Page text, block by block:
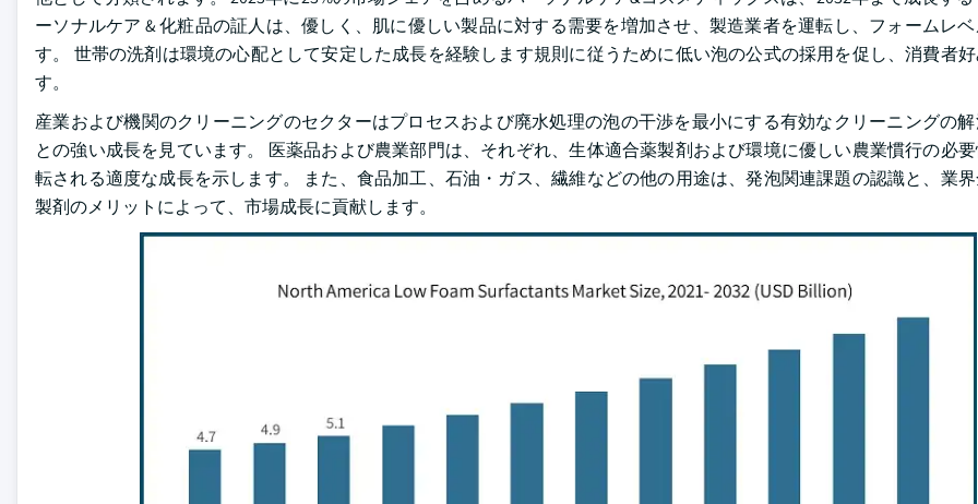
ーソナルケア & 化粧品の証人は、優しく、肌に優しい製品に対する需要を増加させ、製造業者を運転し、フォームレベ
す。 世帯の洗剤は環境の心配として安定した成長を経験します規則に従うために低い泡の公式の採用を促し、消費者好
す。
産業および機関のクリーニングのセクターはプロセスおよび廃水処理の泡の干渉を最小にする有効なクリーニングの
との強い成長を見ています。 医薬品および農業部門は、それぞれ、生体適合薬製剤および環境に優しい農業慣行の必
転される適度な成長を示します。 また、食品加工、石油・ガス、繊維などの他の用途は、発泡関連課題の認識と、業
製剤のメリットによって、市場成長に貢献します。